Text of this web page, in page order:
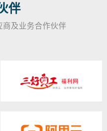
伴
及业务合作伙伴